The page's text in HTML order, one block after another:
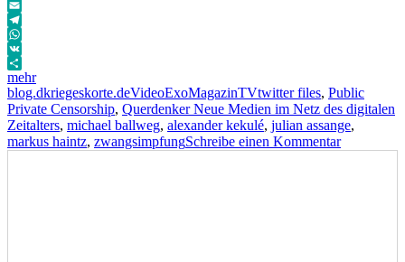
Twitter
Email
Telegram
WhatsApp
VK
mehr
Autor
blog.dkriegeskorte.deVeröffentlicht
am
Format
VideoKategorien
ExoMagazinTVSchlagwörter
twitter files, Public
Private Censorship, Querdenker Neue Medien im Netz des digitalen
Zeitalters, michael ballweg, alexander kekulé, julian assange,
markus haintz, zwangsimpfungSchreibe einen Kommentarzu